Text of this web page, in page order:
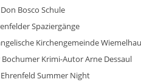
Bosco Schule
Spaziergänge
Kirchengemeinde
Krimi-Autor Arne Dessaul
Summer Night